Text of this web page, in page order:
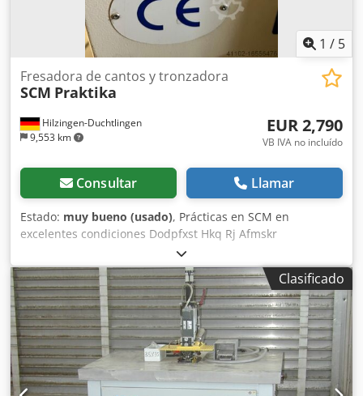
entrada de la conexión de aspiración externa 160 mm
Superficie filtrante 9,21 m² Contenido de polvo residual <
0,1 mg/m³ Nivel de presión acústica máx. 73 dB(A) L x A x A
aprox. = 1618 x 830 x 1653 mm Peso aprox. 268 kg VERSIÓN
PM Limpieza automática del filtro con sistema neumático
que mueve un bastidor rascador Dedpfx Afsr A Eq Remokr
1 / 5
Hilzingen-Duchtlingen
9,553 km
Fresadora de cantos y tronzadora
SCM Praktika
EUR 2,790
VB IVA no incluído
Consultar Llamar
Estado: muy bueno (usado), Prácticas en SCM en
excelentes condiciones Dodpfxst Hkq Rj Afmskr
Clasificado